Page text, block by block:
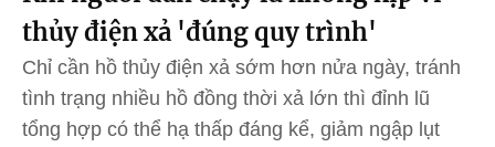
thủy điện xả 'đúng quy trình'
Chỉ cần hồ thủy điện xả sớm hơn nửa ngày, tránh
tình trạng nhiều hồ đồng thời xả lớn thì đỉnh lũ
tổng hợp có thể hạ thấp đáng kể, giảm ngập lụt